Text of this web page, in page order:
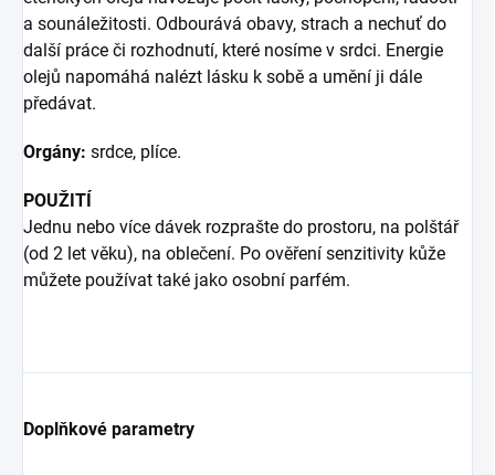
a sounáležitosti. Odbourává obavy, strach a nechuť do
další práce či rozhodnutí, které nosíme v srdci. Energie
olejů napomáhá nalézt lásku k sobě a umění ji dále
předávat.
Orgány: srdce, plíce.
POUŽITÍ
Jednu nebo více dávek rozprašte do prostoru, na polštář
(od 2 let věku), na oblečení. Po ověření senzitivity kůže
můžete používat také jako osobní parfém.
Doplňkové parametry